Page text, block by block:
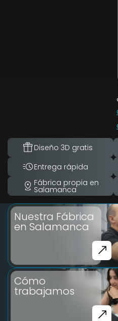
Diseño 3D gratis
Entrega rápida
Fábrica propia en
Salamanca
Nuestra Fábrica
en Salamanca
Cómo
trabajamos